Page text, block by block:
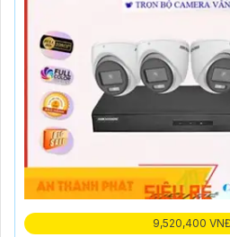
9,520,400